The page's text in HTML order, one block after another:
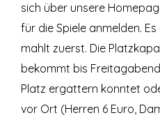
sich über unsere
für die Spiele anmelden.
mahlt zuerst. Die
bekommt bis
Platz ergattern konntet
vor Ort (Herren 6 Euro,